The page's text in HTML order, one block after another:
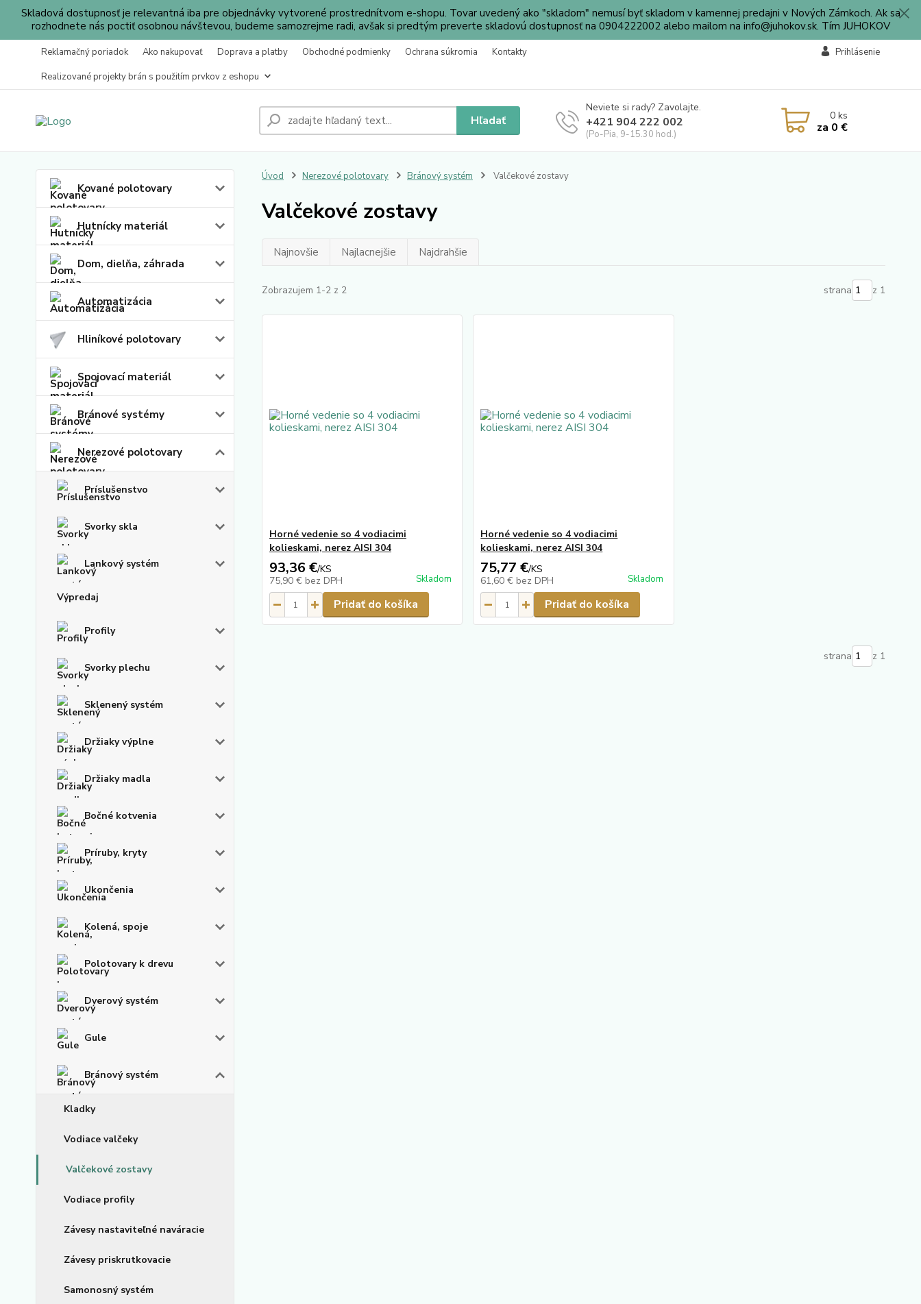
Skladová dostupnosť je relevantná iba pre objednávky vytvorené prostrednítvom e-shopu. Tovar uvedený ako "skladom" nemusí byť skladom v kamennej predajni v Nových Zámkoch. Ak sa
rozhodnete nás poctiť osobnou návštevou, budeme samozrejme radi, avšak si predtým preverte skladovú dostupnosť na 0904222002 alebo mailom na info@juhokov.sk. Tím JUHOKOV
Reklamačný poriadok Ako nakupovať Doprava a platby Obchodné podmienky Ochrana súkromia
Kontakty
Realizované projekty brán s použitím prvkov z eshopu
Prihlásenie
Hľadať
Neviete si rady? Zavolajte.
+421 904 222 002
(Po-Pia, 9-15.30 hod.)
0ks
za 0 €
Kované polotovary
Hutnícky materiál
Dom, dielňa, záhrada
Automatizácia
Hliníkové polotovary
Spojovací materiál
Bránové systémy
Nerezové polotovary
Príslušenstvo
Svorky skla
Lankový systém
Výpredaj
Profily
Svorky plechu
Sklenený systém
Držiaky výplne
Držiaky madla
Bočné kotvenia
Príruby, kryty
Ukončenia
Kolená, spoje
Polotovary k drevu
Dverový systém
Gule
Bránový systém
Kladky
Vodiace valčeky
Valčekové zostavy
Vodiace profily
Závesy nastaviteľné naváracie
Závesy priskrutkovacie
Samonosný systém
Úvod Nerezové polotovary Bránový systém Valčekové zostavy
Valčekové zostavy
Najnovšie Najlacnejšie Najdrahšie
Zobrazujem 1-2 z 2 strana z 1
Horné vedenie so 4 vodiacimi
kolieskami, nerez AISI 304
93,36 €/KS
75,90 € bez DPH Skladom
Pridať do košíka
Horné vedenie so 4 vodiacimi
kolieskami, nerez AISI 304
75,77 €/KS
61,60 € bez DPH Skladom
Pridať do košíka
strana z 1